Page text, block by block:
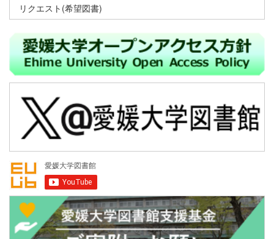
リクエスト(希望図書)